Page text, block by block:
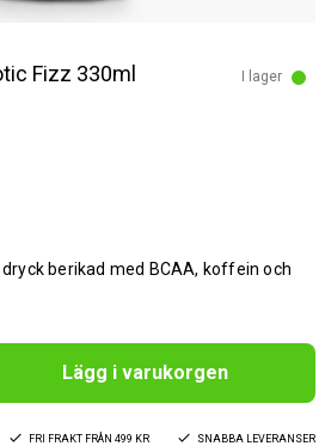
Fizz 330ml I lager
berikad med BCAA, koffein och
Lägg i varukorgen
FRI FRAKT FRÅN 499 KR SNABBA LEVERANSER